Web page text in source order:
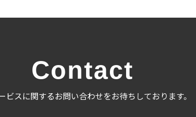
Contact
ビスに関するお問い合わせをお待ちしております。